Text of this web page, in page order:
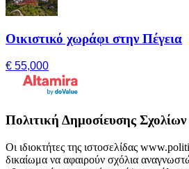
Οικιστικό χωράφι στην Πέγεια
€ 55,000
Πολιτική Δημοσίευσης Σχολίων
Οι ιδιοκτήτες της ιστοσελίδας
δικαίωμα να αφαιρούν σχόλια